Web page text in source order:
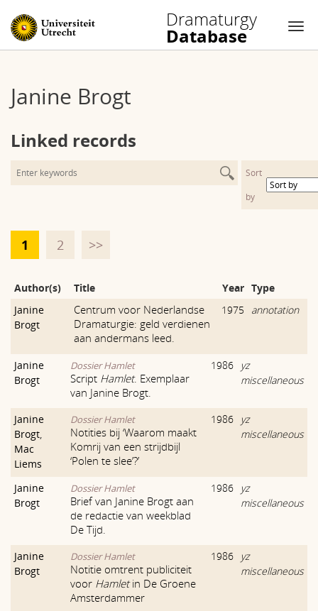
Dramaturgy
Database
content
Janine Brogt
Linked records
Sort
by
1 2 >>
Author(s) Title Year Type
Janine
Brogt
Centrum voor Nederlandse
Dramaturgie: geld verdienen
aan andermans leed.
1975 annotation
Janine
Brogt
Dossier Hamlet
Script Hamlet. Exemplaar
van Janine Brogt.
1986
yz
miscellaneous
Janine
Brogt,
Mac
Liems
Dossier Hamlet
Notities bij ‘Waarom maakt
Komrij van een strijdbijl
‘Polen te slee’?’
1986
yz
miscellaneous
Janine
Brogt
Dossier Hamlet
Brief van Janine Brogt aan
de redactie van weekblad
De Tijd.
1986
yz
miscellaneous
Janine
Brogt
Dossier Hamlet
Notitie omtrent publiciteit
voor Hamletin De Groene
Amsterdammer
1986
yz
miscellaneous